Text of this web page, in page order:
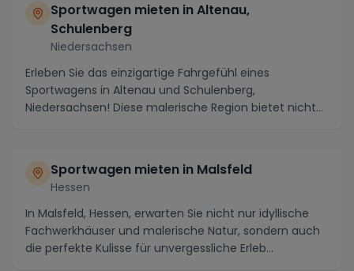
Sportwagen mieten in Altenau,
Schulenberg
Niedersachsen
Erleben Sie das einzigartige Fahrgefühl eines
Sportwagens in Altenau und Schulenberg,
Niedersachsen! Diese malerische Region bietet nicht
Sportwagen mieten in Malsfeld
Hessen
In Malsfeld, Hessen, erwarten Sie nicht nur idyllische
Fachwerkhäuser und malerische Natur, sondern auch
die perfekte Kulisse für unvergessliche Erleb...